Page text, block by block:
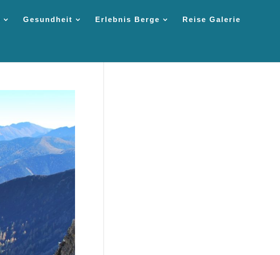
Gesundheit Erlebnis Berge Reise Galerie